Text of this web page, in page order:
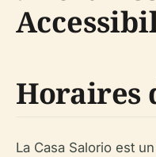
Horaires
La Casa Salorio est